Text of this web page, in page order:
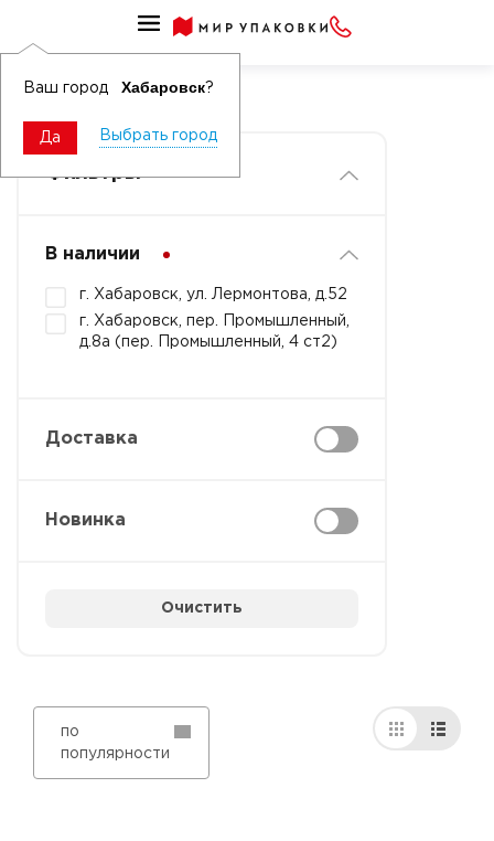
Ваш город Хабаровск?
Да Выбрать город
Чехлы на кресла
Фильтры
В наличии
г. Хабаровск, ул. Лермонтова, д.52
г. Хабаровск, пер. Промышленный,
д.8а (пер. Промышленный, 4 ст2)
Доставка
Новинка
Очистить
по
популярности